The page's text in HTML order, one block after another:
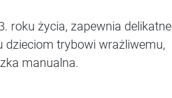
roku życia, zapewnia delikatne
dzieciom trybowi wrażliwemu,
manualna.